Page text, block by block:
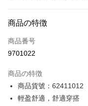
クレジットカード1回払い
クレジットカード分割払い
合作金庫商業銀行
華南商業銀行
上海商業儲蓄銀行
6回払い、金利0、毎回
合作金庫商業銀行
華南商業銀行
12回払い、金利0、毎回
商品の特徴
商品番号
9701022
商品の特徴
商品貨號：62411012
輕盈舒適，舒適穿搭